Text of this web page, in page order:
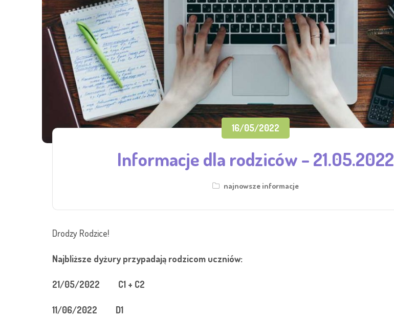
16/05/2022
Informacje dla rodziców – 21.05.2022
najnowsze informacje
Drodzy Rodzice!
Najbliższe dyżury przypadają rodzicom uczniów:
21/05/2022 C1 + C2
11/06/2022 D1